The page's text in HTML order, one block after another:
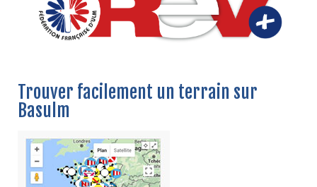
Trouver facilement un terrain sur
Basulm